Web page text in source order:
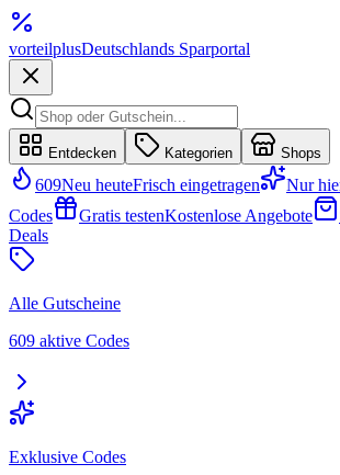
vorteilplusDeutschlands Sparportal
Entdecken Kategorien Shops
609Neu heuteFrisch eingetragen Nur
Codes
Gratis testenKostenlose Angebote
Deals
Alle Gutscheine
609 aktive Codes
Exklusive Codes